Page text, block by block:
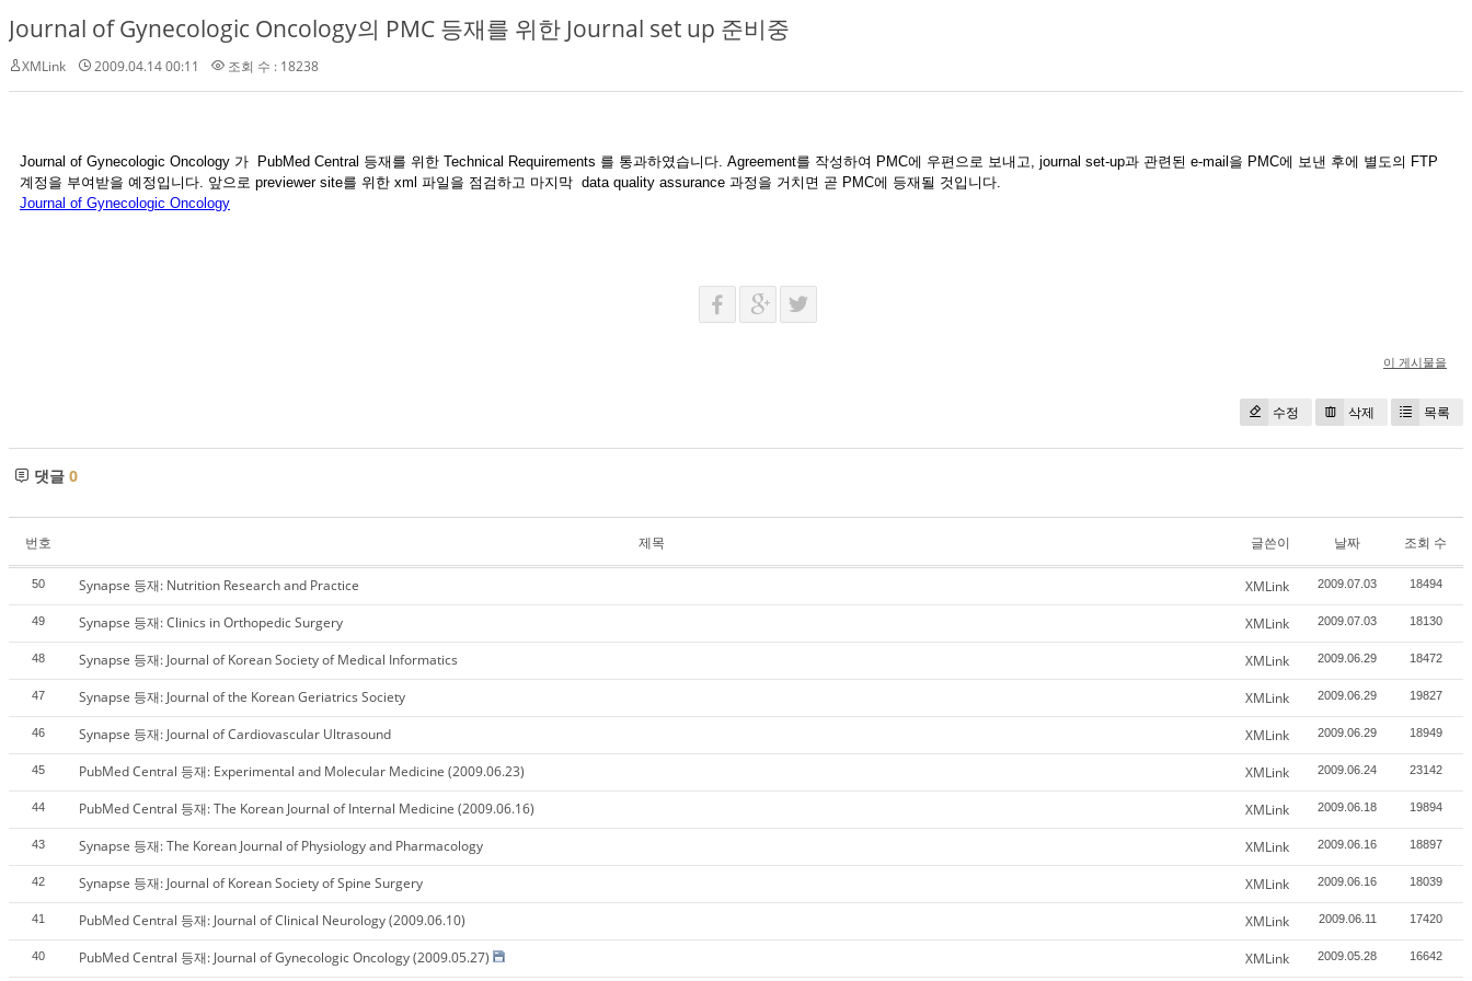
Journal of Gynecologic Oncology의 PMC 등재를 위한 Journal set up 준비중
XMLink 2009.04.14 00:11 조회 수 : 18238
Journal of Gynecologic Oncology 가 PubMed Central 등재를 위한 Technical Requirements 를 통과하였습니다. Agreement를 작성하여 PMC에 우편으로 보내고, journal set-up과 관련된 e-mail을 PMC에 보낸 후에 별도의 FTP
계정을 부여받을 예정입니다. 앞으로 previewer site를 위한 xml 파일을 점검하고 마지막 data quality assurance 과정을 거치면 곧 PMC에 등재될 것입니다.
Journal of Gynecologic Oncology
이 게시물을
수정 삭제 목록
댓글 0
번호 제목 글쓴이 날짜 조회 수
50 Synapse 등재: Nutrition Research and Practice XMLink 2009.07.03 18494
49 Synapse 등재: Clinics in Orthopedic Surgery XMLink 2009.07.03 18130
48 Synapse 등재: Journal of Korean Society of Medical Informatics XMLink 2009.06.29 18472
47 Synapse 등재: Journal of the Korean Geriatrics Society XMLink 2009.06.29 19827
46 Synapse 등재: Journal of Cardiovascular Ultrasound XMLink 2009.06.29 18949
45 PubMed Central 등재: Experimental and Molecular Medicine (2009.06.23) XMLink 2009.06.24 23142
44 PubMed Central 등재: The Korean Journal of Internal Medicine (2009.06.16) XMLink 2009.06.18 19894
43 Synapse 등재: The Korean Journal of Physiology and Pharmacology XMLink 2009.06.16 18897
42 Synapse 등재: Journal of Korean Society of Spine Surgery XMLink 2009.06.16 18039
41 PubMed Central 등재: Journal of Clinical Neurology (2009.06.10) XMLink 2009.06.11 17420
40 PubMed Central 등재: Journal of Gynecologic Oncology (2009.05.27) XMLink 2009.05.28 16642